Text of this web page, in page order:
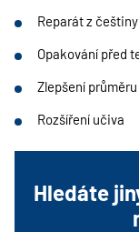
Reparát z češtiny
Opakování před
Zlepšení průměru
Rozšíření učiva
Hledáte